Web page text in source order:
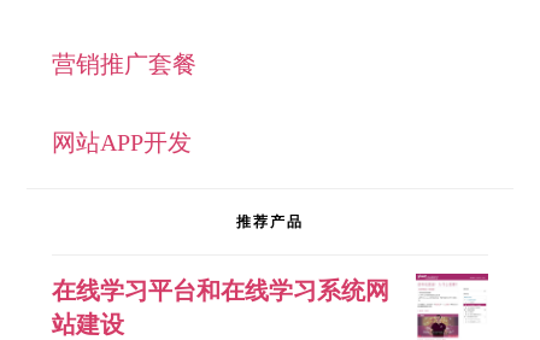
营销推广套餐
网站APP开发
推荐产品
在线学习平台和在线学习系统网
站建设